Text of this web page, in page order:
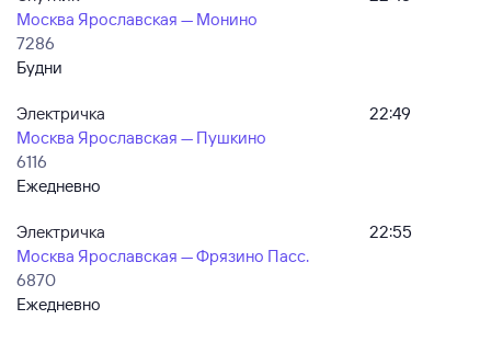
Москва Ярославская — Монино
7286
Будни
Электричка
Москва Ярославская — Пушкино
6116
Ежедневно
22:49
Электричка
Москва Ярославская — Фрязино Пасс.
6870
Ежедневно
22:55